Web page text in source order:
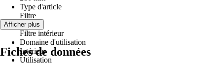
Type d'article
Filtre
Version
Filtre intérieur
Domaine d'utilisation
Intérieur
Utilisation
Afficher plus
Fiches de données